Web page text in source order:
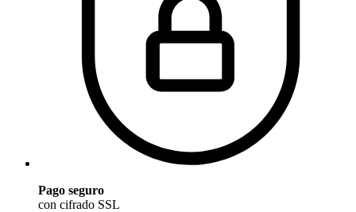
Pago seguro
con cifrado SSL